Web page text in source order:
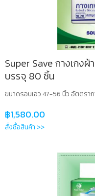
Super Save กางเกง
บรรจุ 80 ชิ้น
ขนาดรอบเอว 47-56 นิ้ว อัตตรา
฿1,580.00
สั่งซื้อสินค้า >>